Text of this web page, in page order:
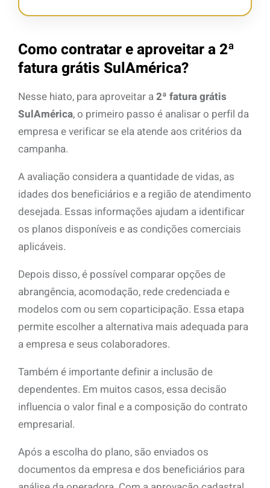
Como contratar e aproveitar a 2ª
fatura grátis SulAmérica?
Nesse hiato, para aproveitar a2ª fatura grátis
SulAmérica, o primeiro passo é analisar o perfil da
empresa e verificar se ela atende aos critérios da
campanha.
A avaliação considera a quantidade de vidas, as
idades dos beneficiários e a região de atendimento
desejada. Essas informações ajudam a identificar
os planos disponíveis e as condições comerciais
aplicáveis.
Depois disso, é possível comparar opções de
abrangência, acomodação, rede credenciada e
modelos com ou sem coparticipação. Essa etapa
permite escolher a alternativa mais adequada para
a empresa e seus colaboradores.
Também é importante definir a inclusão de
dependentes. Em muitos casos, essa decisão
influencia o valor final e a composição do contrato
empresarial.
Após a escolha do plano, são enviados os
documentos da empresa e dos beneficiários para